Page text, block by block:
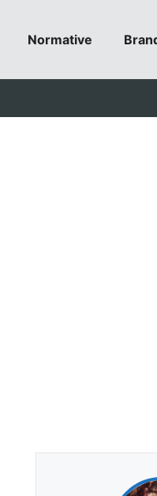
Normative